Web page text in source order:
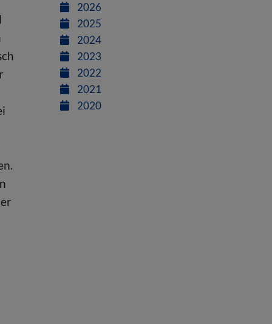
2026
2025
2024
2023
2022
2021
2020